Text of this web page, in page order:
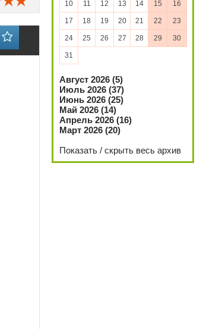
10 11 12 13 14 15 16
17 18 19 20 21 22 23
24 25 26 27 28 29 30
31
Август 2026 (5)
Июль 2026 (37)
Июнь 2026 (25)
Май 2026 (14)
Апрель 2026 (16)
Март 2026 (20)
Показать / скрыть весь архив